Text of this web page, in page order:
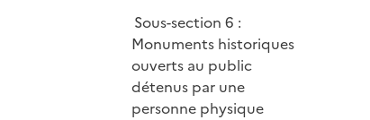
Sous-section 6 :
Monuments historiques
ouverts au public
détenus par une
personne physique